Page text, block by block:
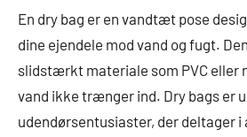
En dry bag er en vandtæt pose
dine ejendele mod vand og fugt.
slidstærkt materiale som PVC eller
vand ikke trænger ind. Dry bags er
udendørsentusiaster, der deltager